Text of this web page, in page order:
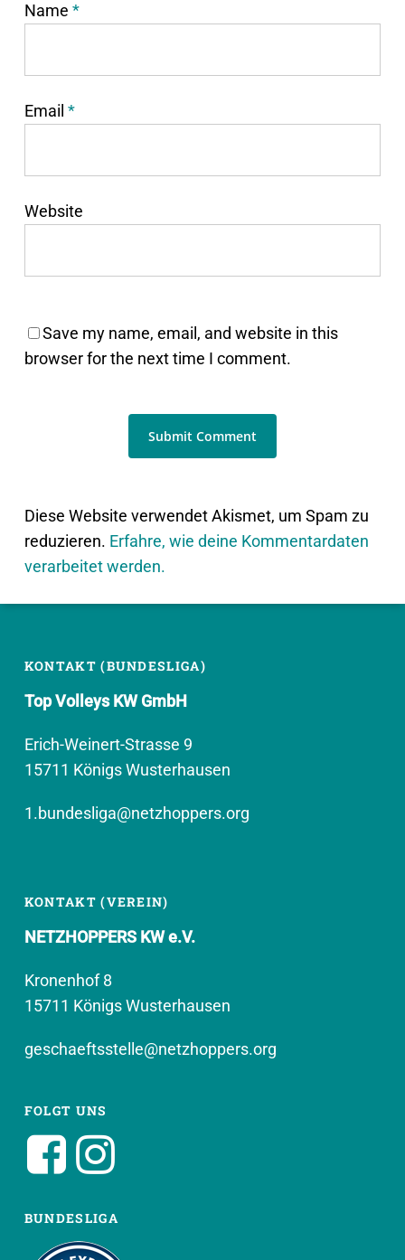
Name *
Email *
Website
Save my name, email, and website in this
browser for the next time I comment.
Diese Website verwendet Akismet, um Spam zu
reduzieren. Erfahre, wie deine Kommentardaten
verarbeitet werden.
KONTAKT (BUNDESLIGA)
Top Volleys KW GmbH
Erich-Weinert-Strasse 9
15711 Königs Wusterhausen
1.bundesliga@netzhoppers.org
KONTAKT (VEREIN)
NETZHOPPERS KW e.V.
Kronenhof 8
15711 Königs Wusterhausen
geschaeftsstelle@netzhoppers.org
FOLGT UNS
BUNDESLIGA